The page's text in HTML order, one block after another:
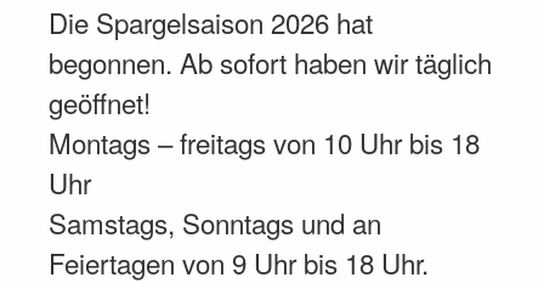
Die Spargelsaison 2026 hat
begonnen. Ab sofort haben wir täglich
geöffnet!
Montags – freitags von 10 Uhr bis 18
Uhr
Samstags, Sonntags und an
Feiertagen von 9 Uhr bis 18 Uhr.